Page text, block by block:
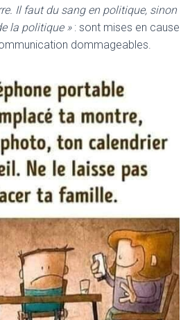
Il faut du sang en politique, sinon
la politique » : sont mises en cause
dommageables.